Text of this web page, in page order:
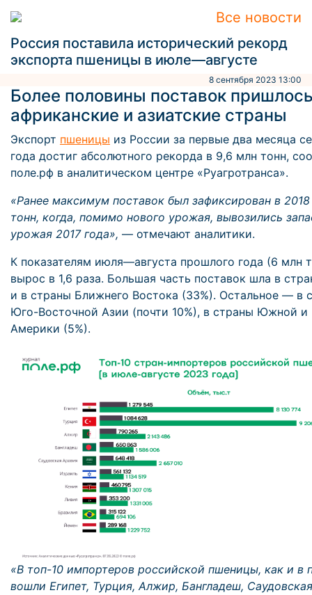
Все новости
Россия поставила исторический рекорд
экспорта пшеницы в июле—августе
8 сентября 2023 13:00
Более половины поставок
африканские и азиатские страны
Экспорт пшеницы из России за первые два месяца
года достиг абсолютного рекорда в 9,6 млн тонн,
поле.рф в аналитическом центре «Руагротранса».
«Ранее максимум поставок был зафиксирован в
тонн, когда, помимо нового урожая, вывозились
урожая 2017 года», — отмечают аналитики.
К показателям июля—августа прошлого года (6 млн
вырос в 1,6 раза. Большая часть поставок шла в
и в страны Ближнего Востока (33%). Остальное —
Юго-Восточной Азии (почти 10%), в страны Южной и
Америки (5%).
«В топ-10 импортеров российской пшеницы, как и в
вошли Египет, Турция, Алжир, Бангладеш,